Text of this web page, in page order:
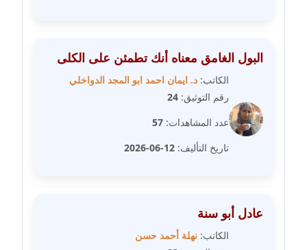
مدونة محاسن علي
عاملة
مدونة محمد ابو النور
مدونة محمد الشافعي
عاملة
البول الغامق معناه أنك تطمئن على الكلى
الكاتب: د. ايمان احمد ابو المجد الدواخلي
رقم التوثيق: 24
عدد المشاهدات: 57
تاريخ التأليف: 12-06-2026
عادل أبو سنة
الكاتب: نهلة أحمد حسن